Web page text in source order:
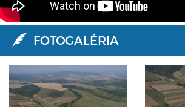
FOTOGALÉRIA